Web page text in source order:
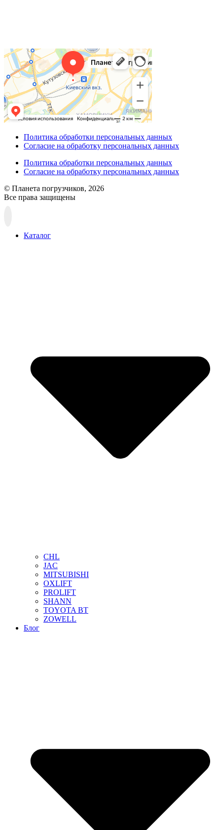
Политика обработки персональных данных
Согласие на обработку персональных данных
Политика обработки персональных данных
Согласие на обработку персональных данных
© Планета погрузчиков, 2026
Все права защищены
Каталог
CHL
JAC
MITSUBISHI
OXLIFT
PROLIFT
SHANN
TOYOTA BT
ZOWELL
Блог